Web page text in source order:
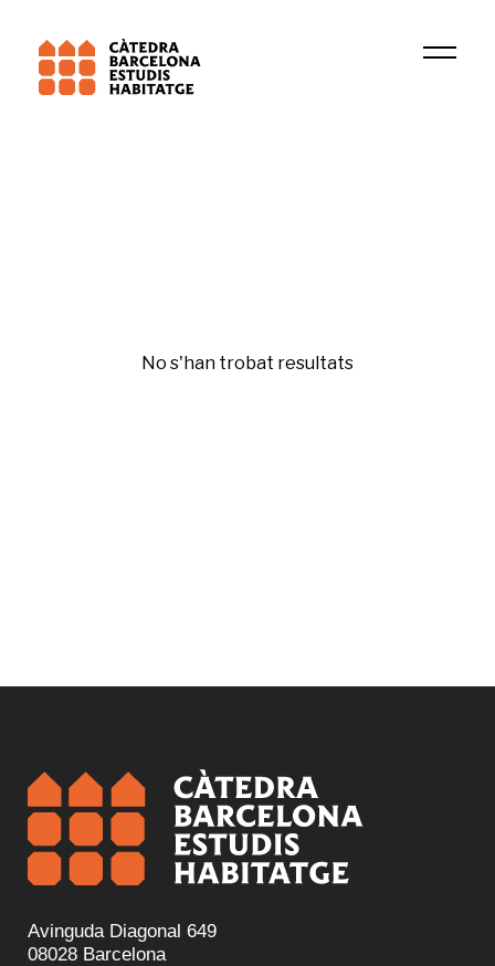
No s'han trobat resultats
Avinguda Diagonal 649
08028 Barcelona